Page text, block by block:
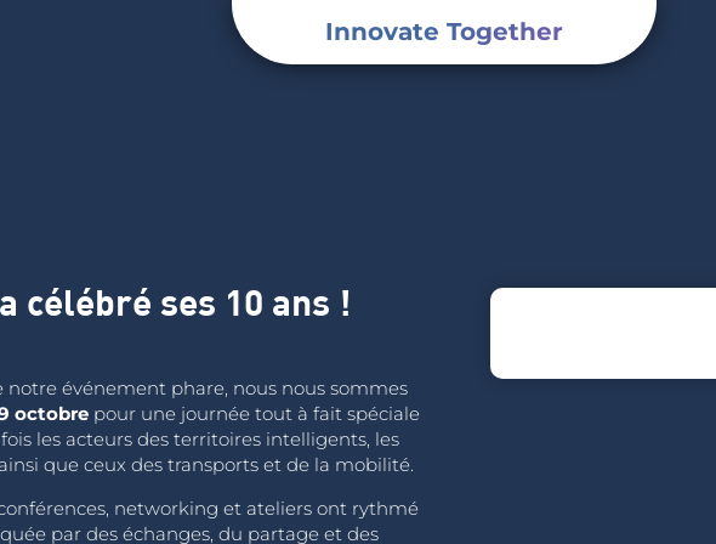
Innovate Together
célébré ses 10 ans !
notre événement phare, nous nous sommes
octobrepour une journée tout à fait spéciale
les acteurs des territoires intelligents, les
que ceux des transports et de la mobilité.
networking et ateliers ont rythmé
par des échanges, du partage et des